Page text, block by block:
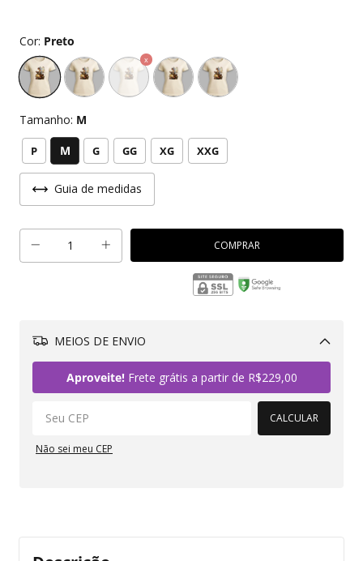
Cor: Preto
Tamanho: M
P M G GG XG XXG
Guia de medidas
MEIOS DE ENVIO
Aproveite!Frete grátis a partir de R$229,00
CALCULAR
Não sei meu CEP